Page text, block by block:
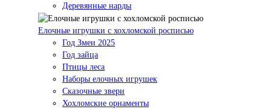
Деревянные нарды
Елочные игрушки с хохломской росписью
Год Змеи 2025
Год зайца
Птицы леса
Наборы елочных игрушек
Сказочные звери
Хохломские орнаменты